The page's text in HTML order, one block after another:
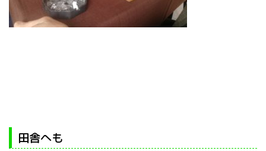
田舎へも